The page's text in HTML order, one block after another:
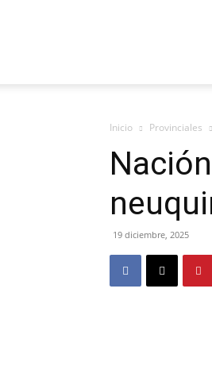
Inicio Provinciales
19 diciembre, 2025